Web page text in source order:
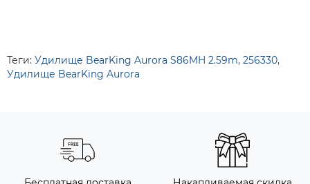
Теги: Удилище BearKing Aurora S86MH 2.59m, 256330,
Удилище BearKing Aurora